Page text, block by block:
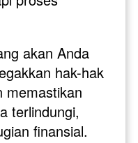
akan Anda
hak-hak
memastikan
terlindungi,
finansial.